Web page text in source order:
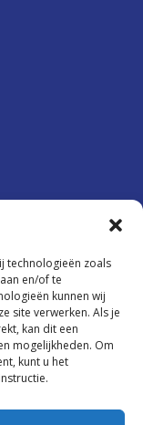
technologieën zoals
en/of te
kunnen wij
site verwerken. Als je
kan dit een
mogelijkheden. Om
kunt u het